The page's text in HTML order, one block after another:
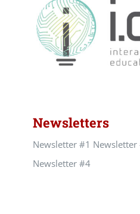
Newsletters
Newsletter #1
Newsletter #4